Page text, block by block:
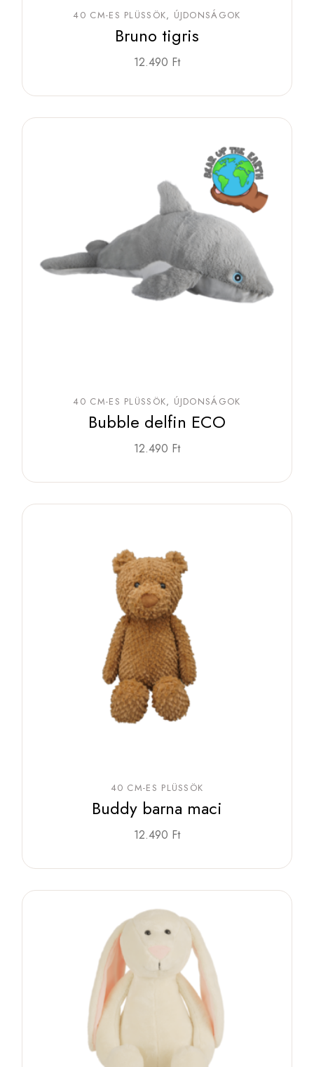
40 CM-ES PLÜSSÖK ÚJDONSÁGOK
Bruno tigris
12.490 Ft
40 CM-ES PLÜSSÖK ÚJDONSÁGOK
Bubble delfin ECO
12.490 Ft
40 CM-ES PLÜSSÖK
Buddy barna maci
12.490 Ft